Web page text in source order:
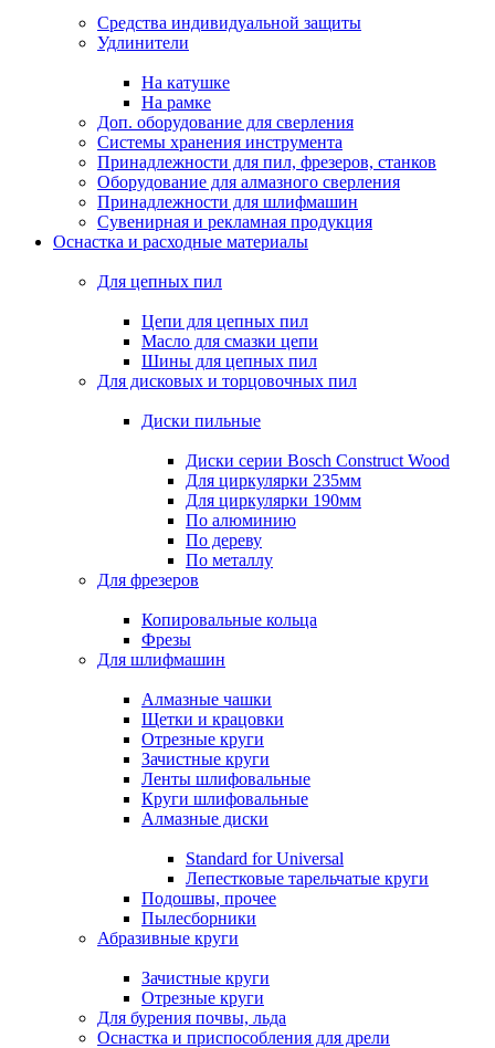
Средства индивидуальной защиты
Удлинители
На катушке
На рамке
Доп. оборудование для сверления
Системы хранения инструмента
Принадлежности для пил, фрезеров, станков
Оборудование для алмазного сверления
Принадлежности для шлифмашин
Сувенирная и рекламная продукция
Оснастка и расходные материалы
Для цепных пил
Цепи для цепных пил
Масло для смазки цепи
Шины для цепных пил
Для дисковых и торцовочных пил
Диски пильные
Диски серии Bosch Construct Wood
Для циркулярки 235мм
Для циркулярки 190мм
По алюминию
По дереву
По металлу
Для фрезеров
Копировальные кольца
Фрезы
Для шлифмашин
Алмазные чашки
Щетки и крацовки
Отрезные круги
Зачистные круги
Ленты шлифовальные
Круги шлифовальные
Алмазные диски
Standard for Universal
Лепестковые тарельчатые круги
Подошвы, прочее
Пылесборники
Абразивные круги
Зачистные круги
Отрезные круги
Для бурения почвы, льда
Оснастка и приспособления для дрели